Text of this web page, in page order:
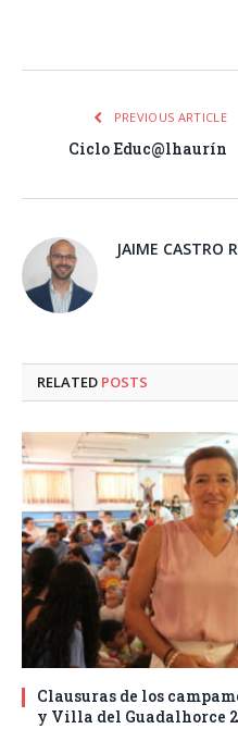
PREVIOUS ARTICLE
Ciclo Educ@lhaurín
JAIME CASTRO
RELATED POSTS
Clausuras de los
y Villa del Guadalhorce